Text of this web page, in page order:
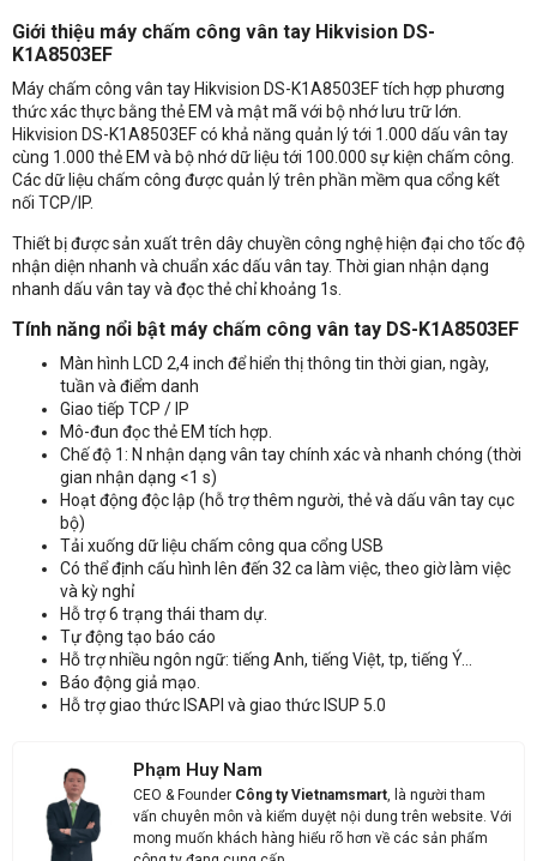
Giới thiệu máy chấm công vân tay Hikvision DS-
K1A8503EF
Máy chấm công vân tay Hikvision DS-K1A8503EF tích hợp phương
thức xác thực bằng thẻ EM và mật mã với bộ nhớ lưu trữ lớn.
Hikvision DS-K1A8503EF có khả năng quản lý tới 1.000 dấu vân tay
cùng 1.000 thẻ EM và bộ nhớ dữ liệu tới 100.000 sự kiện chấm công.
Các dữ liệu chấm công được quản lý trên phần mềm qua cổng kết
nối TCP/IP.
Thiết bị được sản xuất trên dây chuyền công nghệ hiện đại cho tốc độ
nhận diện nhanh và chuẩn xác dấu vân tay. Thời gian nhận dạng
nhanh dấu vân tay và đọc thẻ chỉ khoảng 1s.
Tính năng nổi bật máy chấm công vân tay DS-K1A8503EF
Màn hình LCD 2,4 inch để hiển thị thông tin thời gian, ngày,
tuần và điểm danh
Giao tiếp TCP / IP
Mô-đun đọc thẻ EM tích hợp.
Chế độ 1: N nhận dạng vân tay chính xác và nhanh chóng (thời
gian nhận dạng <1 s)
Hoạt động độc lập (hỗ trợ thêm người, thẻ và dấu vân tay cục
bộ)
Tải xuống dữ liệu chấm công qua cổng USB
Có thể định cấu hình lên đến 32 ca làm việc, theo giờ làm việc
và kỳ nghỉ
Hỗ trợ 6 trạng thái tham dự.
Tự động tạo báo cáo
Hỗ trợ nhiều ngôn ngữ: tiếng Anh, tiếng Việt, tp, tiếng Ý…
Báo động giả mạo.
Hỗ trợ giao thức ISAPI và giao thức ISUP 5.0
Phạm Huy Nam
CEO & Founder Công ty Vietnamsmart, là người tham
vấn chuyên môn và kiểm duyệt nội dung trên website. Với
mong muốn khách hàng hiểu rõ hơn về các sản phẩm
Loại thẻ
EM card
Mô-đun vân tay
đầu đọc vân tay quang học
Chế độ so sánh vân tay
1: 1 và 1: N
Thời gian xác nhận vân
tay
Màu sắc
trắng
Nguồn điện cung cấp
5 VDC/1 A
Nhiệt độ làm việc
-10 ° C ~ +55 ° C (14 °F ~ +131 °F)
Độ ẩm
10% ~ 90% ( không ngưng tụ )
Kích thước
Báo cáo Tự phục vụ (SSR)
công và
xuất báo cáo qua giao diện USB
Môi trường ứng dụng
Trong nhà
Nhận báo giá sản phẩm: Máy chấm công vân tay Hikvision DS-
K1A8503EF